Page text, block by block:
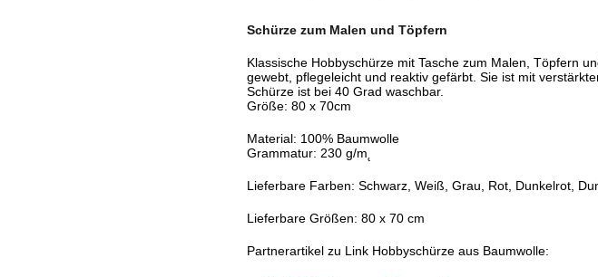
Schürze zum Malen und Töpfern
Klassische Hobbyschürze mit Tasche zum Malen, Töpfern
gewebt, pflegeleicht und reaktiv gefärbt. Sie ist mit
Schürze ist bei 40 Grad waschbar.
Größe: 80 x 70cm
Material: 100% Baumwolle
Grammatur: 230 g/m˛
Lieferbare Farben: Schwarz, Weiß, Grau, Rot, Dunkelrot,
Lieferbare Größen: 80 x 70 cm
Partnerartikel zu Link Hobbyschürze aus Baumwolle: